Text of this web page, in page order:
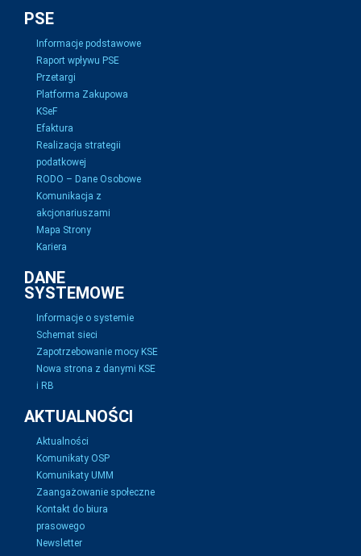
PSE
Informacje podstawowe
Raport wpływu PSE
Przetargi
Platforma Zakupowa
KSeF
Efaktura
Realizacja strategii
podatkowej
RODO – Dane Osobowe
Komunikacja z
akcjonariuszami
Mapa Strony
Kariera
DANE
SYSTEMOWE
Informacje o systemie
Schemat sieci
Zapotrzebowanie mocy KSE
Nowa strona z danymi KSE
i RB
AKTUALNOŚCI
Aktualności
Komunikaty OSP
Komunikaty UMM
Zaangażowanie społeczne
Kontakt do biura
prasowego
Newsletter